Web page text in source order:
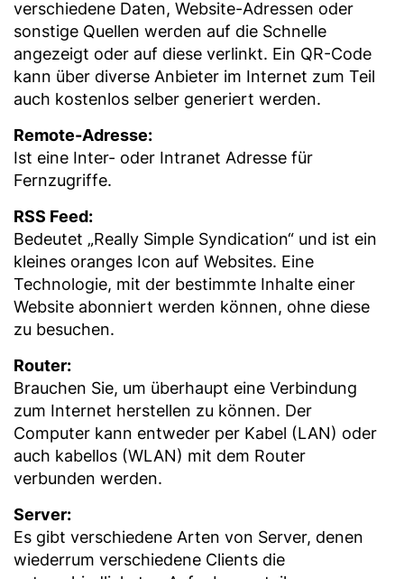
verschiedene Daten, Website-Adressen oder
sonstige Quellen werden auf die Schnelle
angezeigt oder auf diese verlinkt. Ein QR-Code
kann über diverse Anbieter im Internet zum Teil
auch kostenlos selber generiert werden.
Remote-Adresse:
Ist eine Inter- oder Intranet Adresse für
Fernzugriffe.
RSS Feed:
Bedeutet „Really Simple Syndication“ und ist ein
kleines oranges Icon auf Websites. Eine
Technologie, mit der bestimmte Inhalte einer
Website abonniert werden können, ohne diese
zu besuchen.
Router:
Brauchen Sie, um überhaupt eine Verbindung
zum Internet herstellen zu können. Der
Computer kann entweder per Kabel (LAN) oder
auch kabellos (WLAN) mit dem Router
verbunden werden.
Server:
Es gibt verschiedene Arten von Server, denen
wiederrum verschiedene Clients die